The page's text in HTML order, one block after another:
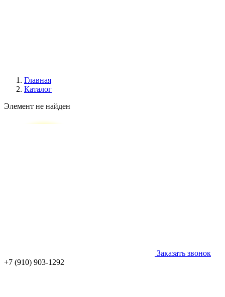
Главная
Каталог
Элемент не найден
Заказать звонок
+7 (910) 903-1292